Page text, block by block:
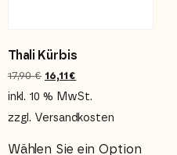
Thali Kürbis
17,90€ 16,11 €
inkl. 10 % MwSt.
zzgl. Versandkosten
Wählen Sie ein Option